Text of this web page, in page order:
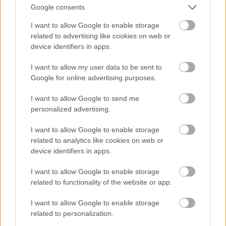
Google consents
I want to allow Google to enable storage
related to advertising like cookies on web or
device identifiers in apps.
I want to allow my user data to be sent to
Google for online advertising purposes.
I want to allow Google to send me
personalized advertising.
I want to allow Google to enable storage
related to analytics like cookies on web or
device identifiers in apps.
I want to allow Google to enable storage
related to functionality of the website or app.
I want to allow Google to enable storage
related to personalization.
alkalmazásnál is van erre lehetőség, de szabályok
némileg eltérnek. Vita esetén érdemes a dolgozók
kamarájához (Arbeiterkammer – AK) fordulni.
Ha a család anyagilag gondba kerül a Gyed alatt és
dolgozni, akkor a területileg illetékes szociális
segélyegylettől (Sozialhilfeverband) igényelhet
Mindestsicherung), valamint a tartománytól
lakhatási támogatást (Wohnbeihilfe).
A gyerekorvos
Miután hazamentünk a babával, keresnünk kell egy
gyermekorvost. Itt kevésbé nyúlhatunk mellé, de
ahogy a nőgyógyászoknál láttuk, aki szerződött a
biztosítóval annál nagyüzem van.
Az oltások nagyjából ugyan azok, mint
Magyarországon. Kivéve a születés utáni TBC oltást,